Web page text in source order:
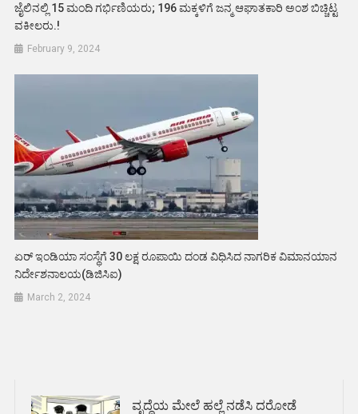
ಜೈಲಿನಲ್ಲಿ 15 ಮಂದಿ ಗರ್ಭಿಣಿಯರು; 196 ಮಕ್ಕಳಿಗೆ ಜನ್ಮ ಆಘಾತಕಾರಿ ಅಂಶ ಬಿಚ್ಚಿಟ್ಟ
ವಕೀಲರು.!
February 9, 2024
ಏರ್ ಇಂಡಿಯಾ ಸಂಸ್ಥೆಗೆ 30 ಲಕ್ಷ ರೂಪಾಯಿ ದಂಡ ವಿಧಿಸಿದ ನಾಗರಿಕ ವಿಮಾನಯಾನ
ನಿರ್ದೇಶನಾಲಯ(ಡಿಜಿಸಿಐ)
March 2, 2024
ವೃದ್ಧೆಯ ಮೇಲೆ ಹಲ್ಲೆ ನಡೆಸಿ ದರೋಡೆ